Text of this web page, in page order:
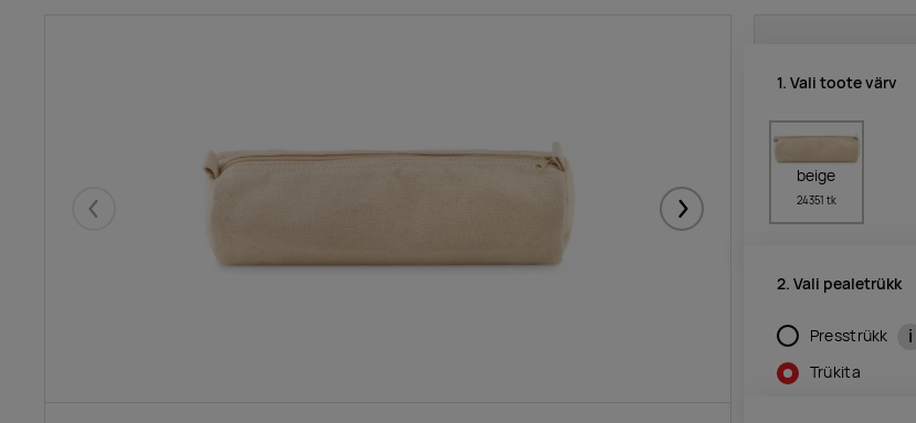
Eelmised Järgmised
1. Vali toote värv
beige
24351 tk
2. Vali pealetrükk
Presstrükk i
Trükita